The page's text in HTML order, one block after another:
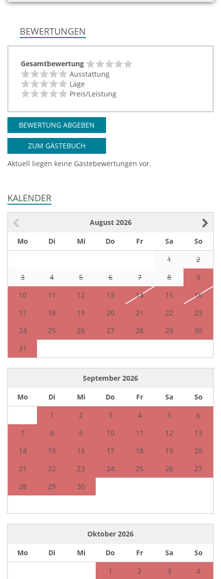
BEWERTUNGEN
Gesamtbewertung
Ausstattung
Lage
Preis/Leistung
BEWERTUNG ABGEBEN
ZUM GÄSTEBUCH
Aktuell liegen keine Gästebewertungen vor.
KALENDER
August 2026
Mo
Di Mi Do Fr Sa
So
1
2
3
4 5 6 7 8
9
10
11 12 13 14 15
16
17
18 19 20 21 22
23
24
25 26 27 28 29
30
31
September 2026
Mo
Di Mi Do Fr Sa
So
1
2 3 4 5
6
7
8 9 10 11 12
13
14
15 16 17 18 19
20
21
22 23 24 25 26
27
28
29 30
Oktober 2026
Mo
Di Mi Do Fr Sa
So
1
2 3
4